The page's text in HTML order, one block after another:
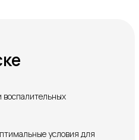
воспалительных
условия для